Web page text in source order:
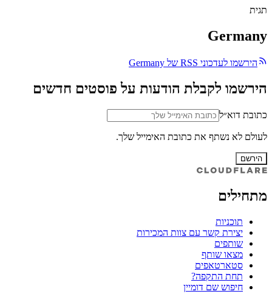
תגית
Germany
הירשמו לעדכוני RSS של Germany
הירשמו לקבלת הודעות על פוסטים חדשים
כתובת דוא״ל
לעולם לא נשתף את כתובת האימייל שלך.
הירשם
מתחילים
תוכניות
יצירת קשר עם צוות המכירות
שותפים
מצאו שותף
סטארטאפים
תחת התקפה?
חיפוש שם דומיין